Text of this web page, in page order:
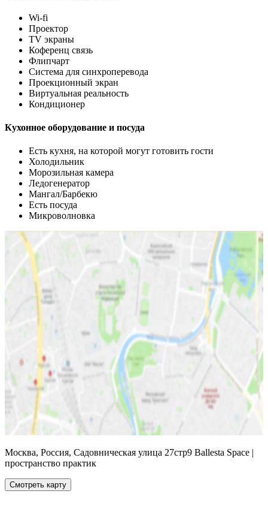
Wi-fi
Проектор
TV экраны
Коференц связь
Флипчарт
Система для синхроперевода
Проекционный экран
Виртуальная реальность
Кондиционер
Кухонное оборудование и посуда
Есть кухня, на которой могут готовить гости
Холодильник
Морозильная камера
Ледогенератор
Мангал/Барбекю
Есть посуда
Микроволновка
Москва, Россия, Садовническая улица 27стр9 Ballesta Space |
пространство практик
Смотреть карту